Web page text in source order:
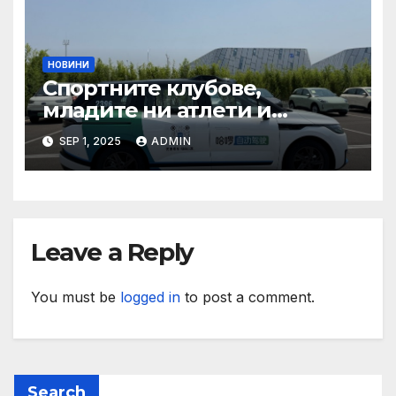
НОВИНИ
Спортните клубове,
младите ни атлети и
техните треньори имат
нужда от нашата подкрепа
и ние ще им я осигурим
SEP 1, 2025 ADMIN
Leave a Reply
You must be logged in to post a comment.
Search